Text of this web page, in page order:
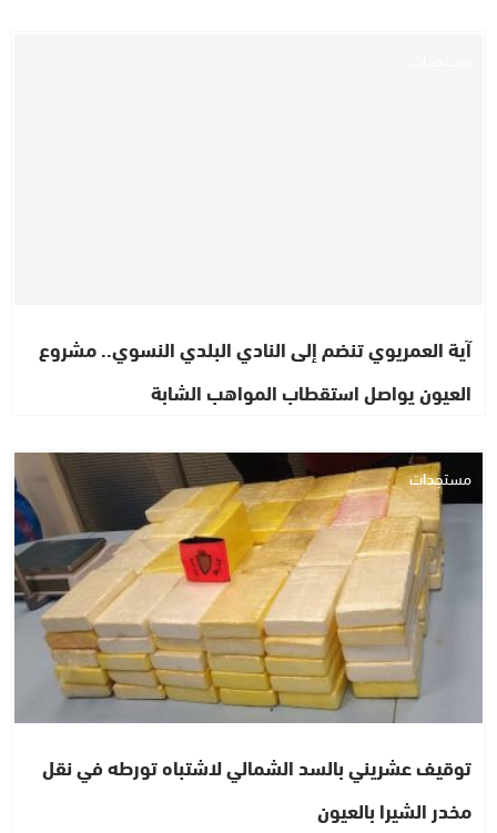
آية العمريوي تنضم إلى النادي البلدي النسوي.. مشروع
العيون يواصل استقطاب المواهب الشابة
مستجدات
توقيف عشريني بالسد الشمالي لاشتباه تورطه في نقل
مخدر الشيرا بالعيون